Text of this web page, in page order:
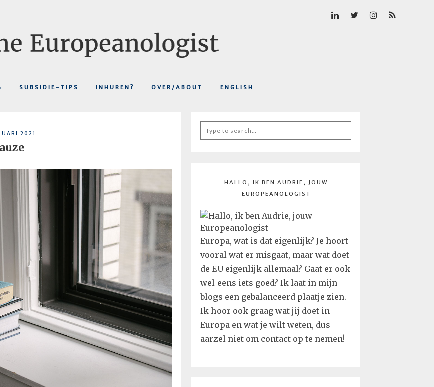
SUBSIDIE-TIPS INHUREN? OVER/ABOUT ENGLISH
2021
Search
for:
HALLO, IK BEN AUDRIE, JOUW
EUROPEANOLOGIST
Europa, wat is dat eigenlijk? Je hoort
vooral wat er misgaat, maar wat doet
de EU eigenlijk allemaal? Gaat er ook
wel eens iets goed? Ik laat in mijn
blogs een gebalanceerd plaatje zien.
Ik hoor ook graag wat jij doet in
Europa en wat je wilt weten, dus
aarzel niet om contact op te nemen!